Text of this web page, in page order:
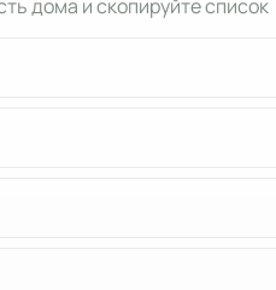
дома и скопируйте список